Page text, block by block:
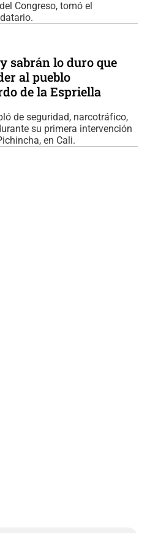
Congreso, tomó el
sabrán lo duro que
al pueblo
de la Espriella
de seguridad, narcotráfico,
su primera intervención
en Cali.